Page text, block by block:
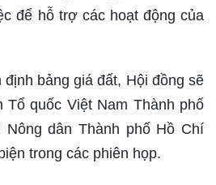
để hỗ trợ các hoạt động của
bảng giá đất, Hội đồng sẽ
Tổ quốc Việt Nam Thành phố
dân Thành phố Hồ Chí
trong các phiên họp.